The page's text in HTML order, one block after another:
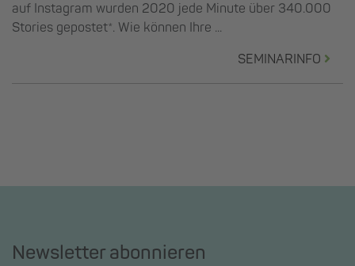
auf Instagram wurden 2020 jede Minute über 340.000
Stories gepostet*. Wie können Ihre ...
SEMINARINFO
Newsletter abonnieren